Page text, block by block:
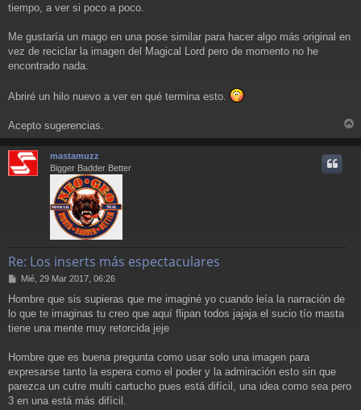
tiempo, a ver si poco a poco.
Me gustaría un mago en una pose similar para hacer algo más original en
vez de reciclar la imagen del Magical Lord pero de momento no he
encontrado nada.
Abriré un hilo nuevo a ver en qué termina esto.
Acepto sugerencias.
r
mastamuzz
Bigger Badder Better
Re: Los inserts más espectaculares
M
n
s
a
Mié, 29 Mar 2017, 06:26
Hombre que sis supieras que me imaginé yo cuando leía la narración de
lo que te imaginas tu creo que aquí flipan todos jajaja el sucio tío masta
tiene una mente muy retorcida jeje
Hombre que es buena pregunta como usar solo una imagen para
expresarse tanto la espera como el poder y la admiración esto sin que
parezca un cutre multi cartucho pues está difícil, una idea como sea pero
3 en una está más difícil.